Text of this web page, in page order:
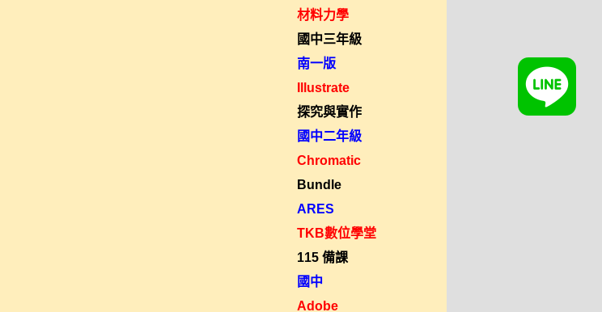
材料力學
國中三年級
南一版
Illustrate
探究與實作
國中二年級
Chromatic
Bundle
ARES
TKB數位學堂
115 備課
國中
Adobe